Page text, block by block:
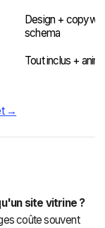
Design +
schema
Tout inclus +
→
site vitrine ?
coûte souvent